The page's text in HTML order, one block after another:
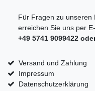
Für Fragen zu unseren
erreichen Sie uns per
+49 5741 9099422
Versand und Zahlung
Impressum
Datenschutzerklärung